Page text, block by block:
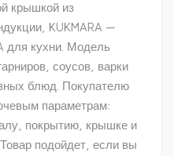
крышкой из
KUKMARA —
для кухни. Модель
соусов, варки
блюд. Покупателю
параметрам:
покрытию, крышке и
подойдет, если вы